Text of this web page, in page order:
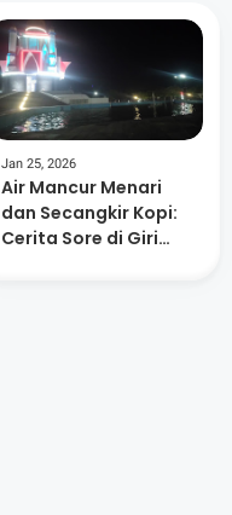
Jan 25, 2026
Air Mancur Menari
dan Secangkir Kopi:
Cerita Sore di Giri